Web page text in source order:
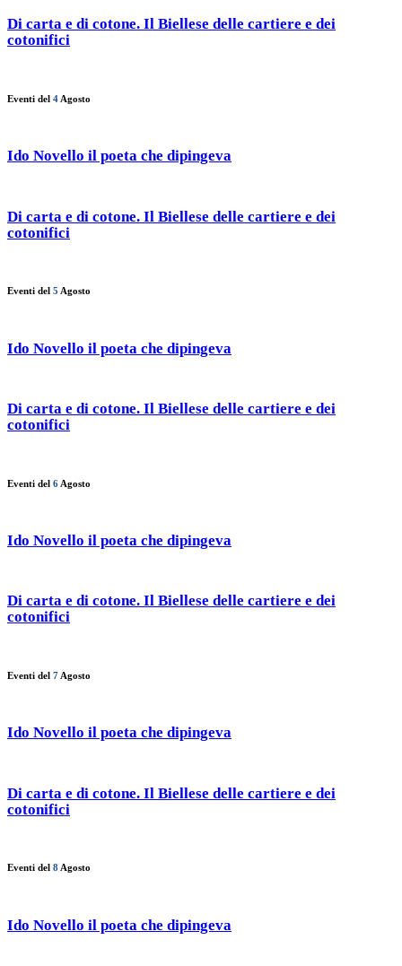
Di carta e di cotone. Il Biellese delle cartiere e dei
cotonifici
Eventi del 4 Agosto
Ido Novello il poeta che dipingeva
Di carta e di cotone. Il Biellese delle cartiere e dei
cotonifici
Eventi del 5 Agosto
Ido Novello il poeta che dipingeva
Di carta e di cotone. Il Biellese delle cartiere e dei
cotonifici
Eventi del 6 Agosto
Ido Novello il poeta che dipingeva
Di carta e di cotone. Il Biellese delle cartiere e dei
cotonifici
Eventi del 7 Agosto
Ido Novello il poeta che dipingeva
Di carta e di cotone. Il Biellese delle cartiere e dei
cotonifici
Eventi del 8 Agosto
Ido Novello il poeta che dipingeva